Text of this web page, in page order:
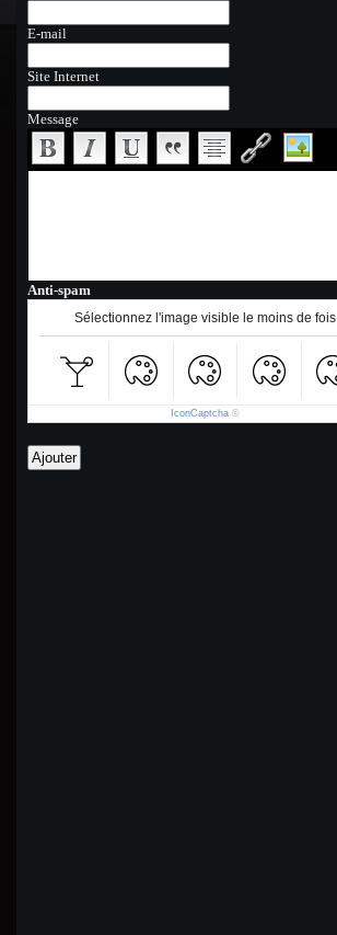
E-mail
Site Internet
Message
Anti-spam
Sélectionnez l'image visible le moins de fois
IconCaptcha ©